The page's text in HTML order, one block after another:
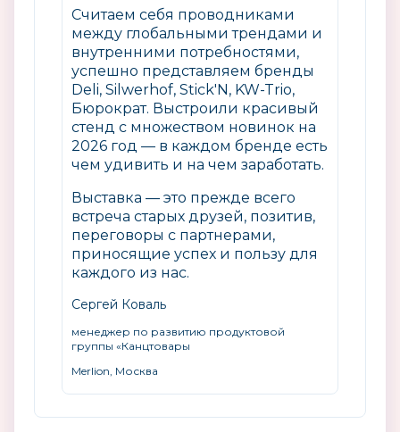
Считаем себя проводниками
между глобальными трендами и
внутренними потребностями,
успешно представляем бренды
Deli, Silwerhof, Stick'N, KW-Trio,
Бюрократ. Выстроили красивый
стенд с множеством новинок на
2026 год — в каждом бренде есть
чем удивить и на чем заработать.
Выставка — это прежде всего
встреча старых друзей, позитив,
переговоры с партнерами,
приносящие успех и пользу для
каждого из нас.
Сергей Коваль
менеджер по развитию продуктовой
группы «Канцтовары
Merlion, Москва